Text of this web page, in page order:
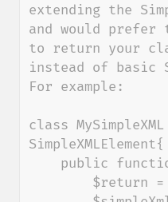
extending the
and would prefer
to return your
instead of basic
For example:
class
SimpleXMLElement{